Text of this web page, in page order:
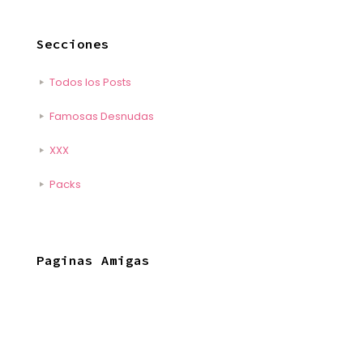
Secciones
Todos los Posts
Famosas Desnudas
XXX
Packs
Paginas Amigas